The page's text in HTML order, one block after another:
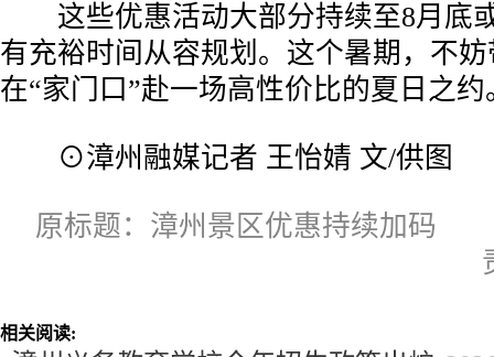
这些优惠活动大部分持续至8月底
有充裕时间从容规划。这个暑期，不
在“家门口”赴一场高性价比的夏日之约
⊙漳州融媒记者 王怡婧 文/供图
原标题：漳州景区优惠持续加码
相关阅读: